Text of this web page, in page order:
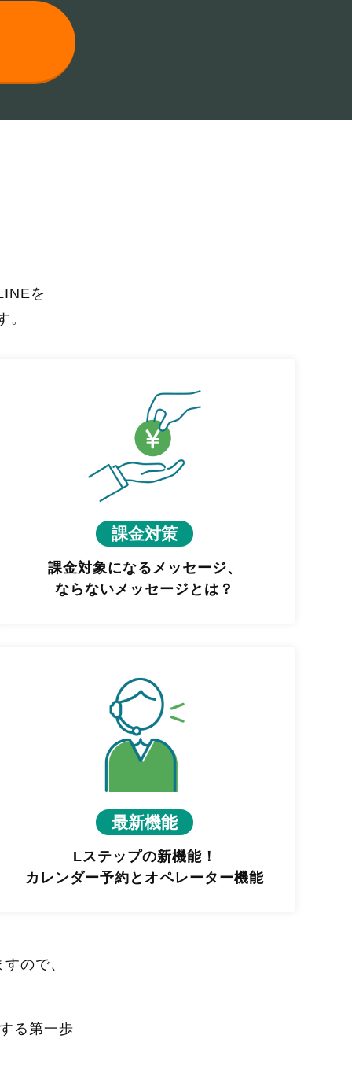
を
。
課金対策
課金対象になるメッセージ、
ならないメッセージとは？
最新機能
Lステップの新機能！
カレンダー予約とオペレーター機能
ので、
る第一歩